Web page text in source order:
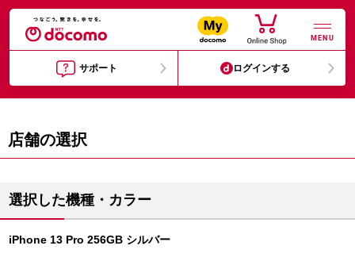
MENU
サポート ログインする
店舗の選択
選択した機種・カラー
iPhone 13 Pro 256GB シルバー